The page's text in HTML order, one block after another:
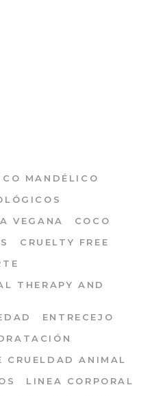
MANDÉLICO
VEGANA
COCO
CRUELTY FREE
THERAPY AND
ENTRECEJO
CRUELDAD ANIMAL
LINEA CORPORAL